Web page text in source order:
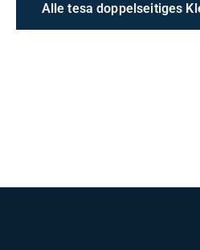
Alle tesa doppelseitiges